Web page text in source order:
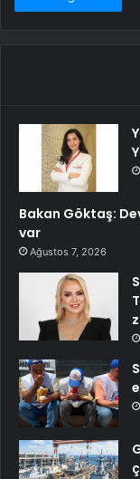
Bakan Göktaş:
var
Ağustos 7, 2026